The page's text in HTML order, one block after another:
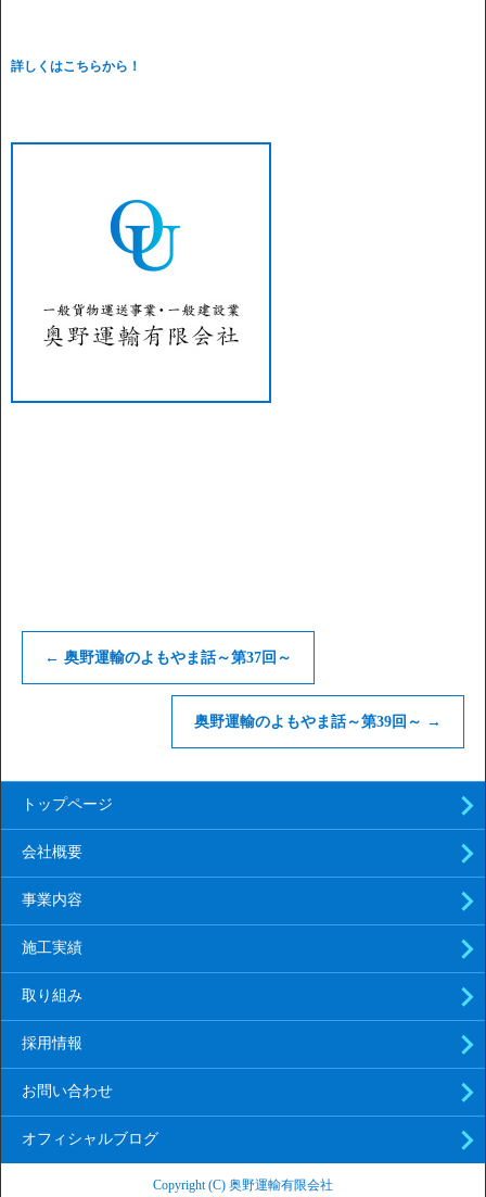
詳しくはこちらから！
← 奥野運輸のよもやま話～第37回～
奥野運輸のよもやま話～第39回～ →
トップページ
会社概要
事業内容
施工実績
取り組み
採用情報
お問い合わせ
オフィシャルブログ
Copyright (C) 奥野運輸有限会社